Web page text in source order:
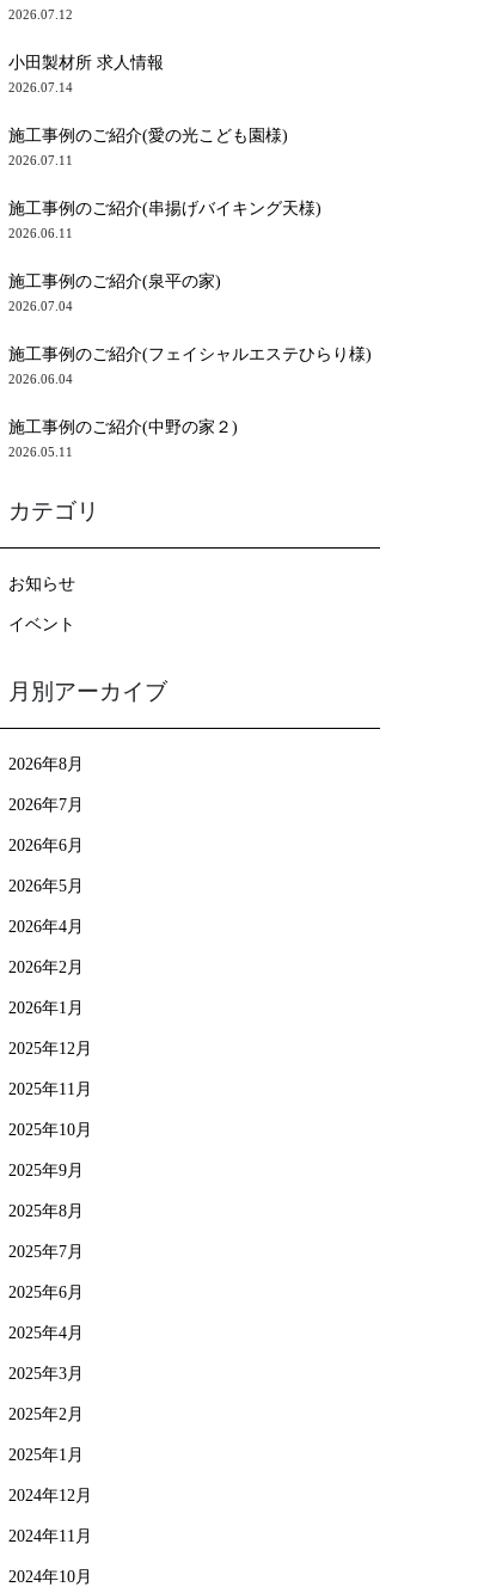
2026.07.12
小田製材所 求人情報
2026.07.14
施工事例のご紹介(愛の光こども園様)
2026.07.11
施工事例のご紹介(串揚げバイキング天様)
2026.06.11
施工事例のご紹介(泉平の家)
2026.07.04
施工事例のご紹介(フェイシャルエステひらり様)
2026.06.04
施工事例のご紹介(中野の家２)
2026.05.11
カテゴリ
お知らせ
イベント
月別アーカイブ
2026年8月
2026年7月
2026年6月
2026年5月
2026年4月
2026年2月
2026年1月
2025年12月
2025年11月
2025年10月
2025年9月
2025年8月
2025年7月
2025年6月
2025年4月
2025年3月
2025年2月
2025年1月
2024年12月
2024年11月
2024年10月